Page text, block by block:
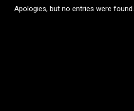
Apologies, but no entries were found.